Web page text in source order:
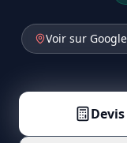
Voir sur
Devis